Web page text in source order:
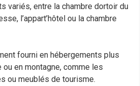
variés, entre la chambre dortoir du
l’appart’hôtel ou la chambre
fourni en hébergements plus
ou en montagne, comme les
ou meublés de tourisme.